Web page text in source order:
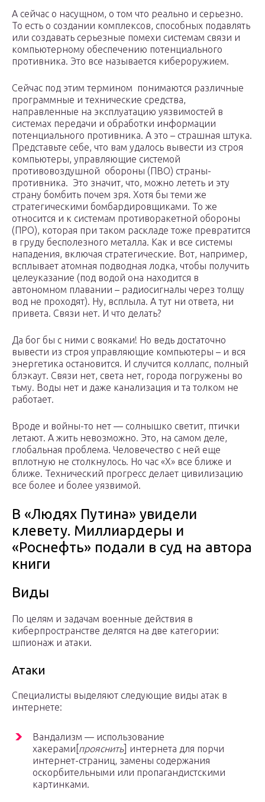
А сейчас о насущном, о том что реально и серьезно.
То есть о создании комплексов, способных подавлять
или создавать серьезные помехи системам связи и
компьютерному обеспечению потенциального
противника. Это все называется кибероружием.
Сейчас под этим термином понимаются различные
программные и технические средства,
направленные на эксплуатацию уязвимостей в
системах передачи и обработки информации
потенциального противника. А это – страшная штука.
Представьте себе, что вам удалось вывести из строя
компьютеры, управляющие системой
противовоздушной обороны (ПВО) страны-
противника. Это значит, что, можно лететь и эту
страну бомбить почем зря. Хотя бы теми же
стратегическими бомбардировщиками. То же
относится и к системам противоракетной обороны
(ПРО), которая при таком раскладе тоже превратится
в груду бесполезного металла. Как и все системы
нападения, включая стратегические. Вот, например,
всплывает атомная подводная лодка, чтобы получить
целеуказание (под водой она находится в
автономном плавании – радиосигналы через толщу
вод не проходят). Ну, всплыла. А тут ни ответа, ни
привета. Связи нет. И что делать?
Да бог бы с ними с вояками! Но ведь достаточно
вывести из строя управляющие компьютеры – и вся
энергетика остановится. И случится коллапс, полный
блэкаут. Связи нет, света нет, города погружены во
тьму. Воды нет и даже канализация и та толком не
работает.
Вроде и войны-то нет — солнышко светит, птички
летают. А жить невозможно. Это, на самом деле,
глобальная проблема. Человечество с ней еще
вплотную не столкнулось. Но час «Х» все ближе и
ближе. Технический прогресс делает цивилизацию
все более и более уязвимой.
В «Людях Путина» увидели
клевету. Миллиардеры и
«Роснефть» подали в суд на автора
книги
Виды
По целям и задачам военные действия в
киберпространстве делятся на две категории:
шпионаж и атаки.
Атаки
Специалисты выделяют следующие виды атак в
интернете:
Вандализм — использование
хакерами[ прояснить] интернета для порчи
интернет-страниц, замены содержания
оскорбительными или пропагандистскими
картинками.